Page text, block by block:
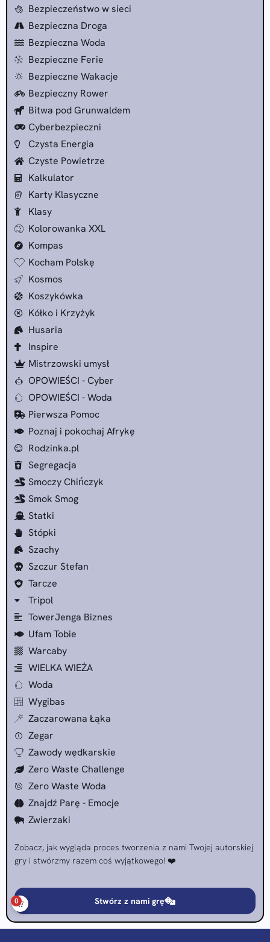
Bezpieczeństwo w sieci
Bezpieczna Droga
Bezpieczna Woda
Bezpieczne Ferie
Bezpieczne Wakacje
Bezpieczny Rower
Bitwa pod Grunwaldem
Cyberbezpieczni
Czysta Energia
Czyste Powietrze
Kalkulator
Karty Klasyczne
Klasy
Kolorowanka XXL
Kompas
Kocham Polskę
Kosmos
Koszykówka
Kółko i Krzyżyk
Husaria
Inspire
Mistrzowski umysł
OPOWIEŚCI - Cyber
OPOWIEŚCI - Woda
Pierwsza Pomoc
Poznaj i pokochaj Afrykę
Rodzinka.pl
Segregacja
Smoczy Chińczyk
Smok Smog
Statki
Stópki
Szachy
Szczur Stefan
Tarcze
Tripol
TowerJenga Biznes
Ufam Tobie
Warcaby
WIELKA WIEŻA
Woda
Wygibas
Zaczarowana Łąka
Zegar
Zawody wędkarskie
Zero Waste Challenge
Zero Waste Woda
Znajdź Parę - Emocje
Zwierzaki
Zobacz, jak wygląda proces tworzenia z nami Twojej autorskiej
gry i stwórzmy razem coś wyjątkowego! ❤️
Stwórz z nami grę
0